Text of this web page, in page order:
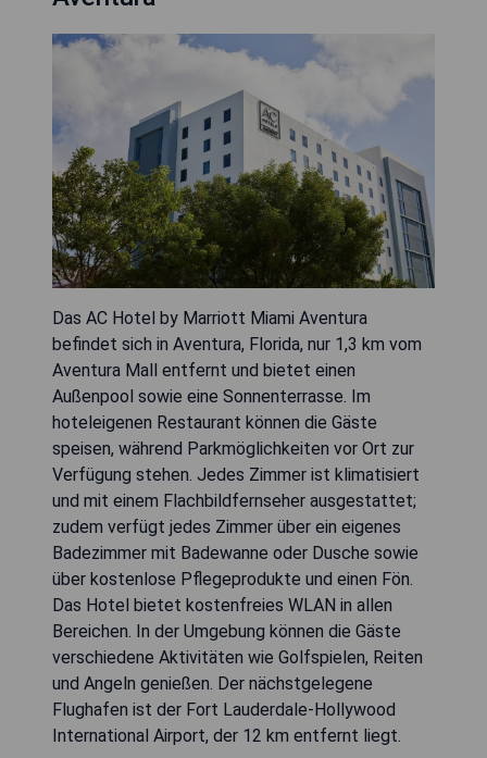
Das AC Hotel by Marriott Miami Aventura
befindet sich in Aventura, Florida, nur 1,3 km vom
Aventura Mall entfernt und bietet einen
Außenpool sowie eine Sonnenterrasse. Im
hoteleigenen Restaurant können die Gäste
speisen, während Parkmöglichkeiten vor Ort zur
Verfügung stehen. Jedes Zimmer ist klimatisiert
und mit einem Flachbildfernseher ausgestattet;
zudem verfügt jedes Zimmer über ein eigenes
Badezimmer mit Badewanne oder Dusche sowie
über kostenlose Pflegeprodukte und einen Fön.
Das Hotel bietet kostenfreies WLAN in allen
Bereichen. In der Umgebung können die Gäste
verschiedene Aktivitäten wie Golfspielen, Reiten
und Angeln genießen. Der nächstgelegene
Flughafen ist der Fort Lauderdale-Hollywood
International Airport, der 12 km entfernt liegt.